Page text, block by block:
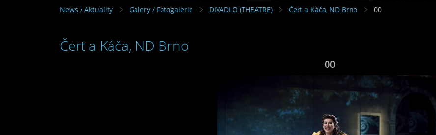
News / Aktuality Galery / Fotogalerie DIVADLO (THEATRE) Čert a Káča, ND Brno 00
Čert a Káča, ND Brno
00